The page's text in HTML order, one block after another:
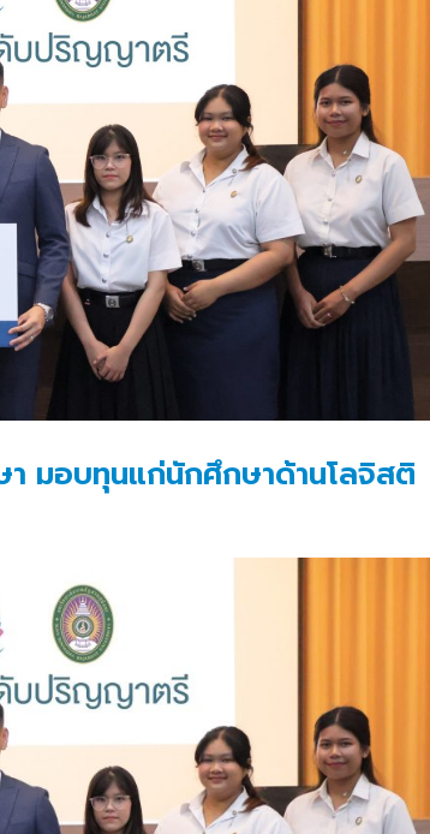
า มอบทุนแก่นักศึกษาด้านโลจิสติ